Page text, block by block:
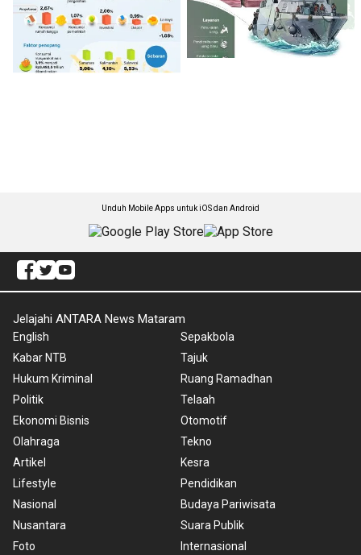
Unduh Mobile Apps untuk iOS dan Android
Jelajahi ANTARA News Mataram
English
Kabar NTB
Hukum Kriminal
Politik
Ekonomi Bisnis
Olahraga
Artikel
Lifestyle
Nasional
Nusantara
Foto
Sepakbola
Tajuk
Ruang Ramadhan
Telaah
Otomotif
Tekno
Kesra
Pendidikan
Budaya Pariwisata
Suara Publik
Internasional